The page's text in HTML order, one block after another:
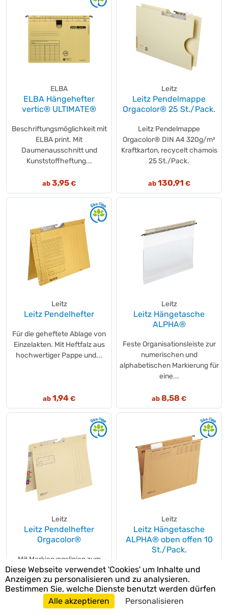
ELBA
ELBA Hängehefter
vertic® ULTIMATE®
Beschriftungsmöglichkeit mit
ELBA print. Mit
Daumenausschnitt und
Kunststoffheftung...
ab 3,95 €
Leitz
Leitz Pendelmappe
Orgacolor® 25 St./Pack.
Leitz Pendelmappe
Orgacolor® DIN A4 320g/m²
Kraftkarton, recycelt chamois
25 St./Pack.
ab 130,91 €
Leitz
Leitz Pendelhefter
Für die geheftete Ablage von
Einzelakten. Mit Heftfalz aus
hochwertiger Pappe und...
ab 1,94 €
Leitz
Leitz Hängetasche
ALPHA®
Feste Organisationsleiste zur
numerischen und
alphabetischen Markierung für
eine...
ab 8,58 €
Leitz
Leitz Pendelhefter
Orgacolor®
Mit Markierungslinien zum
Aufkleben von
Beschriftungsschildchen.
Rückdeckel mit...
Leitz
Leitz Hängetasche
ALPHA® oben offen 10
St./Pack.
Für lose Blattablage von
Einzelakten. Schlitzstanzung
innen am Vorder- und
Rückendeckel...
Diese Webseite verwendet 'Cookies' um Inhalte und
Anzeigen zu personalisieren und zu analysieren.
Bestimmen Sie, welche Dienste benutzt werden dürfen
Alle akzeptieren
Personalisieren